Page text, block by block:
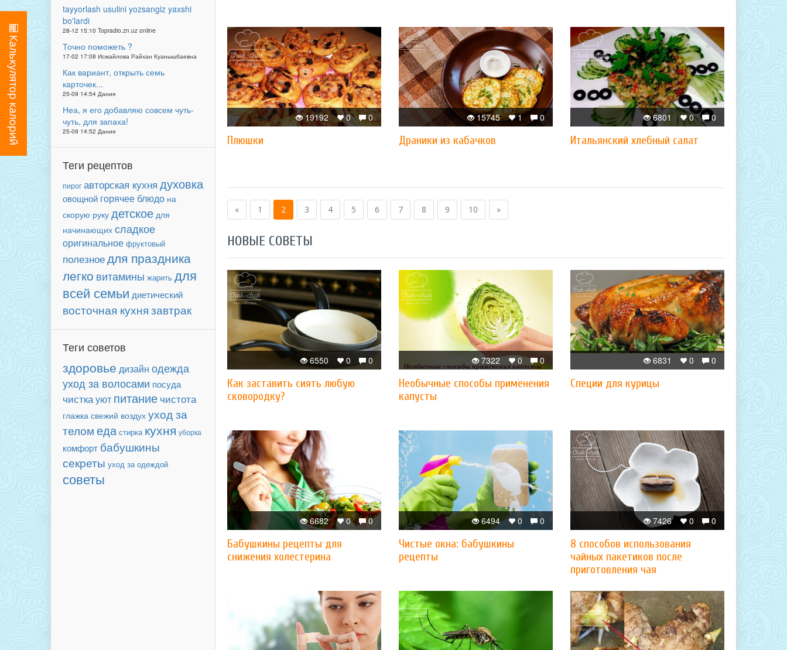
tayyorlash usulini yozsangiz yaxshi
bo'lardi
28-12 15:10 Topradio.zn.uz online
Точно поможеть ?
17-02 17:08 Исмайлова Райхан Куанышбаевна
Как вариант, открыть семь
карточек...
25-09 14:54 Дания
Неа, я его добавляю совсем чуть-
чуть, для запаха!
25-09 14:52 Дания
Теги рецептов
пирог авторская кухня духовка
овощной горячее блюдо на
скорую руку детское для
начинающих сладкое
оригинальное фруктовый
полезноедля праздника
легко витамины жарить для
всей семьи диетический
восточная кухнязавтрак
Теги советов
здоровье дизайн одежда
уход за волосами посуда
чисткауют питание чистота
глажка свежий воздух уход за
теломеда стирка кухня уборка
комфорт бабушкины
секреты уход за одеждой
советы
0
0
19192
Плюшки
0
1
15745
Драники из кабачков
0
0
6801
Итальянский хлебный салат
« 1 2 3 4 5 6 7 8 9 10 »
НОВЫЕ СОВЕТЫ
0
0
6550
Как заставить сиять любую
сковородку?
0
0
7322
Необычные способы применения
капусты
0
0
6831
Специи для курицы
0
0
6682
Бабушкины рецепты для
снижения холестерина
0
0
6494
Чистые окна: бабушкины
рецепты
0
0
7426
8 способов использования
чайных пакетиков после
приготовления чая